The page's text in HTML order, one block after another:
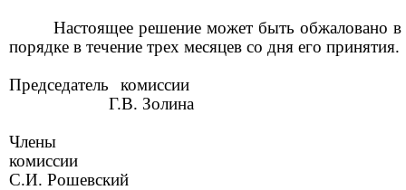
Настоящее решение может быть обжаловано в
порядке в течение трех месяцев со дня его принятия.
Председатель
Г.В. Золина
Члены
С.И. Рошевский